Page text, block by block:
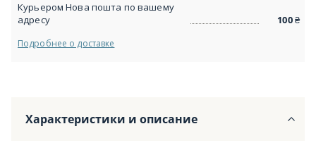
Курьером Нова пошта по вашему
адресу
100₴
Подробнее о доставке
Характеристики и описание